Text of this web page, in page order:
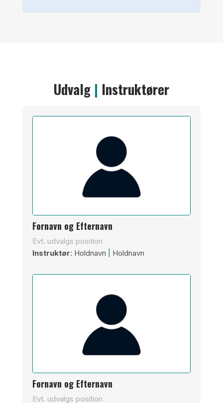
Udvalg | Instruktører
Fornavn og Efternavn
Evt. udvalgs position
Instruktør: Holdnavn Holdnavn
Fornavn og Efternavn
Evt. udvalgs position